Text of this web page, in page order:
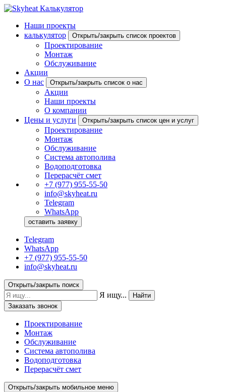
Калькулятор
Наши проекты
калькулятор
Открыть/закрыть список проектов
Проектирование
Монтаж
Обслуживание
Акции
О нас
Открыть/закрыть список о нас
Акции
Наши проекты
О компании
Цены и услуги
Открыть/закрыть список цен и услуг
Проектирование
Монтаж
Обслуживание
Система автополива
Водоподготовка
Перерасчёт смет
+7 (977) 955-55-50
info@skyheat.ru
Telegram
WhatsApp
оставить заявку
Telegram
WhatsApp
+7 (977) 955-55-50
info@skyheat.ru
Открыть/закрыть поиск
Я ищу...
Найти
Заказать звонок
Проектирование
Монтаж
Обслуживание
Система автополива
Водоподготовка
Перерасчёт смет
Открыть/закрыть мобильное меню